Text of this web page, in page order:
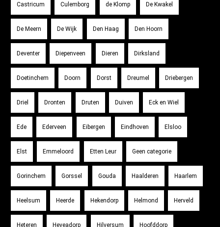
Castricum Culemborg de Klomp De Kwakel
De Meern De Wijk Den Haag Den Hoorn
Deventer Diepenveen Dieren Dirksland
Doetinchem Doorn Dorst Dreumel Driebergen
Driel Dronten Druten Duiven Eck en Wiel
Ede Ederveen Eibergen Eindhoven Elsloo
Elst Emmeloord Etten Leur Geen categorie
Gorinchem Gorssel Gouda Haalderen Haarlem
Heelsum Heerde Hekendorp Helmond Herveld
Heteren Heveadorp Hilversum Hoofddorp